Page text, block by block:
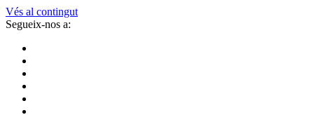
Vés al contingut
Segueix-nos a: